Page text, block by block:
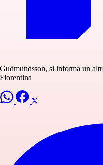
Gudmundsson, si informa un
Fiorentina